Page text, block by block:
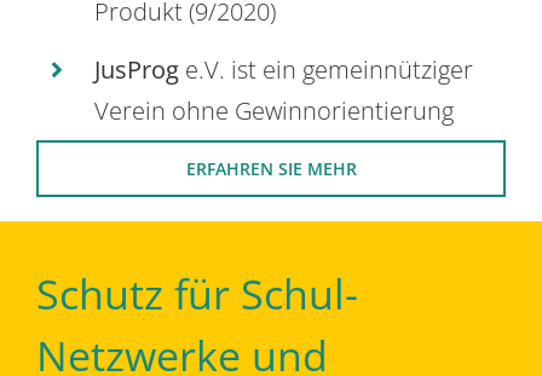
Produkt (9/2020)
JusProg e.V. ist ein gemeinnütziger
Verein ohne Gewinnorientierung
ERFAHREN SIE MEHR
Schutz für Schul-
Netzwerke und